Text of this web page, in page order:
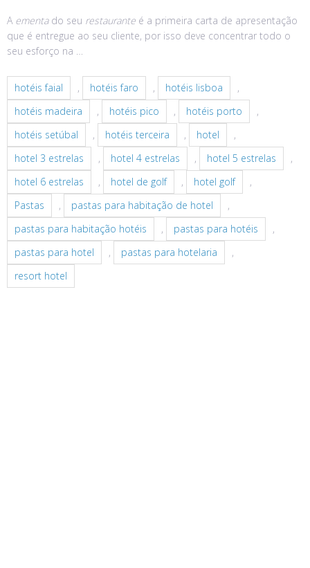
A ementado seu restaurante é a primeira carta de apresentação
que é entregue ao seu cliente, por isso deve concentrar todo o
seu esforço na …
hotéis faial , hotéis faro , hotéis lisboa
,
hotéis madeira
, hotéis pico , hotéis porto
,
hotéis setúbal
, hotéis terceira , hotel
,
hotel 3 estrelas
, hotel 4 estrelas , hotel 5 estrelas
,
hotel 6 estrelas
, hotel de golf , hotel golf
,
Pastas
, pastas para habitação de hotel
,
pastas para habitação hotéis
, pastas para hotéis
,
pastas para hotel
, pastas para hotelaria
,
resort hotel